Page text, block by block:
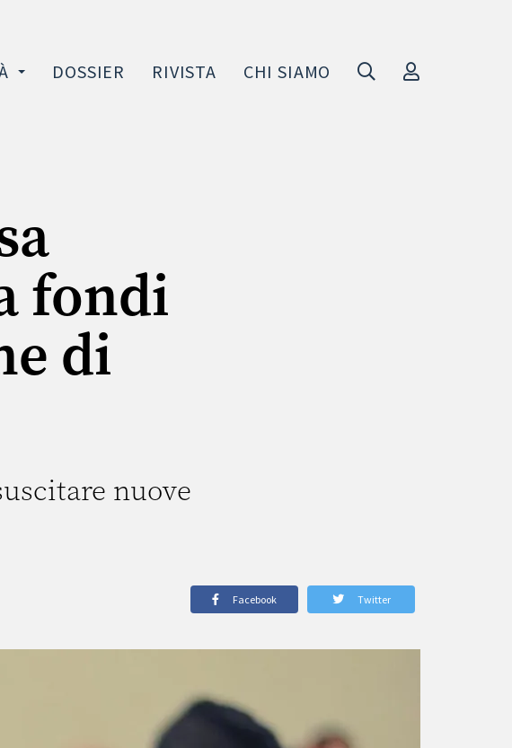
DOSSIER RIVISTA CHI SIAMO
fondi
di
nuove
Facebook Twitter